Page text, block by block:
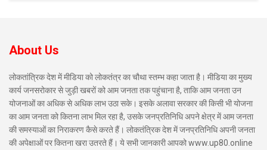
About Us
लोकतांत्रिक देश में मीडिया को लोकतंत्र का चौथा स्तम्भ कहा जाता है। मीडिया का मुख्य
कार्य जनसरोकार से जुड़ी खबरों को आम जनता तक पहुंचाना है, ताकि आम जनता उन
योजनाओं का अधिक से अधिक लाभ उठा सके। इसके अलावा सरकार की किसी भी योजना
का आम जनता को कितना लाभ मिल रहा है, उसके जनप्रतिनिधि अपने क्षेत्र में आम जनता
की समस्याओं का निराकरण कैसे करते हैं। लोकतंत्रिक देश में जनप्रतिनिधि अपनी जनता
की अपेक्षाओं पर कितना खरा उतरते हैं। ये सभी जानकारी आपको www.up80.online